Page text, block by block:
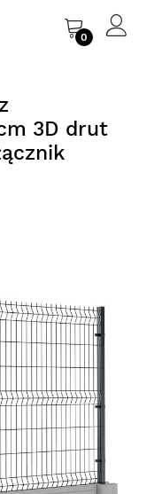
0
3D drut